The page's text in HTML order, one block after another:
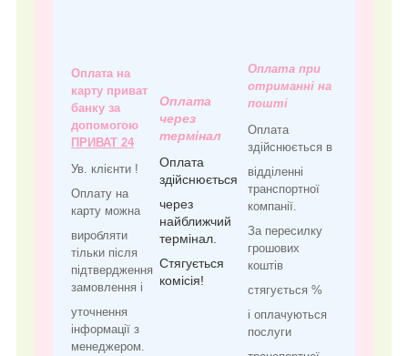
Оплата на
карту приват
банку за
допомогою
ПРИВАТ 24
Ув. клієнти !
Оплату на
карту можна
виробляти
тільки після
підтвердження
замовлення і
уточнення
інформації з
менеджером.
Оплата
через
термінал
Оплата
здійснюється
через
найближчий
термінал.
Стягується
комісія!
Оплата при
отриманні на
пошті
Оплата
здійснюється в
відділенні
транспортної
компанії.
За пересилку
грошових
коштів
стягується %
і оплачуються
послуги